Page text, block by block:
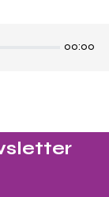
00:00